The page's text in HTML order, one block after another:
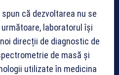
că dezvoltarea nu se
laboratorul își
direcții de diagnostic de
de masă și
utilizate în medicina